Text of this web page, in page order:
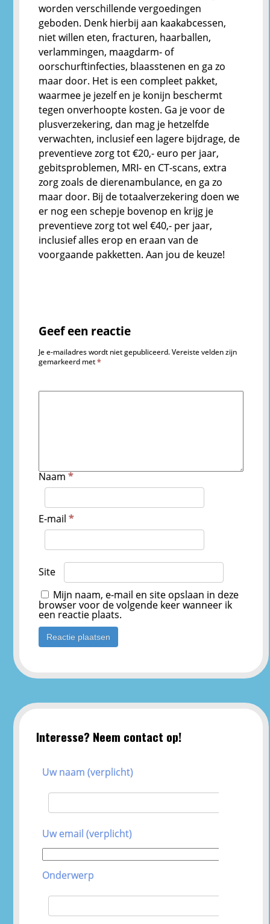
worden verschillende vergoedingen
geboden. Denk hierbij aan kaakabcessen,
niet willen eten, fracturen, haarballen,
verlammingen, maagdarm- of
oorschurftinfecties, blaasstenen en ga zo
maar door. Het is een compleet pakket,
waarmee je jezelf en je konijn beschermt
tegen onverhoopte kosten. Ga je voor de
plusverzekering, dan mag je hetzelfde
verwachten, inclusief een lagere bijdrage, de
preventieve zorg tot €20,- euro per jaar,
gebitsproblemen, MRI- en CT-scans, extra
zorg zoals de dierenambulance, en ga zo
maar door. Bij de totaalverzekering doen we
er nog een schepje bovenop en krijg je
preventieve zorg tot wel €40,- per jaar,
inclusief alles erop en eraan van de
voorgaande pakketten. Aan jou de keuze!
Geef een reactie
Je e-mailadres wordt niet gepubliceerd. Vereiste velden zijn
gemarkeerd met*
Naam*
E-mail*
Site
Mijn naam, e-mail en site opslaan in deze
browser voor de volgende keer wanneer ik
een reactie plaats.
Interesse? Neem contact op!
Uw naam (verplicht)
Uw email (verplicht)
Onderwerp